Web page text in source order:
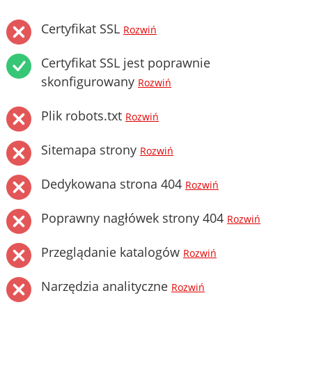
Certyfikat SSL Rozwiń
Certyfikat SSL jest poprawnie
skonfigurowany Rozwiń
Plik robots.txt Rozwiń
Sitemapa strony Rozwiń
Dedykowana strona 404 Rozwiń
Poprawny nagłówek strony 404 Rozwiń
Przeglądanie katalogów Rozwiń
Narzędzia analityczne Rozwiń